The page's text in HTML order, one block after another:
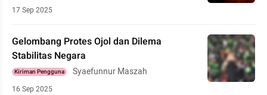
17 Sep 2025
Gelombang Protes Ojol dan Dilema
Stabilitas Negara
Kiriman Pengguna Syaefunnur Maszah
16 Sep 2025